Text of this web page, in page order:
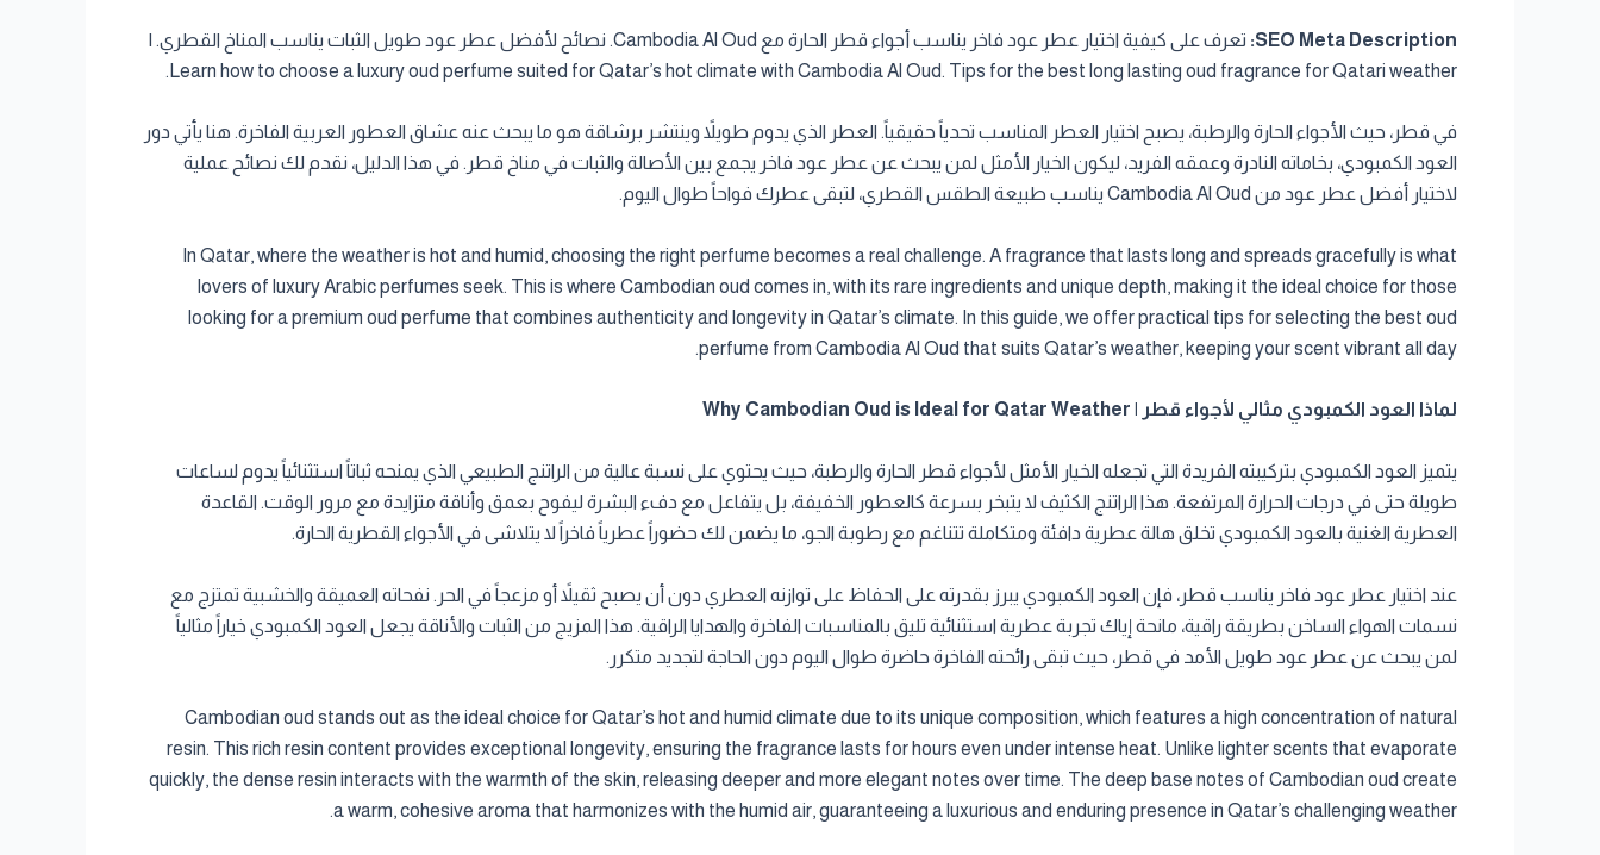
SEO Meta Description:
تعرف على كيفية اختيار عطر عود فاخر يناسب أجواء قطر الحارة مع Cambodia Al Oud. نصائح لأفضل عطر عود طويل الثبات يناسب المناخ القطري. |
Learn how to choose a luxury oud perfume suited for Qatar’s hot climate with Cambodia Al Oud. Tips for the best long lasting oud fragrance for Qatari weather.
في قطر، حيث الأجواء الحارة والرطبة، يصبح اختيار العطر المناسب تحدياً حقيقياً. العطر الذي يدوم طويلاً وينتشر برشاقة هو ما يبحث عنه عشاق العطور العربية الفاخرة. هنا يأتي دور
العود الكمبودي، بخاماته النادرة وعمقه الفريد، ليكون الخيار الأمثل لمن يبحث عن عطر عود فاخر يجمع بين الأصالة والثبات في مناخ قطر. في هذا الدليل، نقدم لك نصائح عملية
لاختيار أفضل عطر عود من Cambodia Al Oud يناسب طبيعة الطقس القطري، لتبقى عطرك فواحاً طوال اليوم.
In Qatar, where the weather is hot and humid, choosing the right perfume becomes a real challenge. A fragrance that lasts long and spreads gracefully is what
lovers of luxury Arabic perfumes seek. This is where Cambodian oud comes in, with its rare ingredients and unique depth, making it the ideal choice for those
looking for a premium oud perfume that combines authenticity and longevity in Qatar’s climate. In this guide, we offer practical tips for selecting the best oud
perfume from Cambodia Al Oud that suits Qatar’s weather, keeping your scent vibrant all day.
لماذا العود الكمبودي مثالي لأجواء قطر | Why Cambodian Oud is Ideal for Qatar Weather
يتميز العود الكمبودي بتركيبته الفريدة التي تجعله الخيار الأمثل لأجواء قطر الحارة والرطبة، حيث يحتوي على نسبة عالية من الراتنج الطبيعي الذي يمنحه ثباتاً استثنائياً يدوم لساعات
طويلة حتى في درجات الحرارة المرتفعة. هذا الراتنج الكثيف لا يتبخر بسرعة كالعطور الخفيفة، بل يتفاعل مع دفء البشرة ليفوح بعمق وأناقة متزايدة مع مرور الوقت. القاعدة
العطرية الغنية بالعود الكمبودي تخلق هالة عطرية دافئة ومتكاملة تتناغم مع رطوبة الجو، ما يضمن لك حضوراً عطرياً فاخراً لا يتلاشى في الأجواء القطرية الحارة.
عند اختيار عطر عود فاخر يناسب قطر، فإن العود الكمبودي يبرز بقدرته على الحفاظ على توازنه العطري دون أن يصبح ثقيلاً أو مزعجاً في الحر. نفحاته العميقة والخشبية تمتزج مع
نسمات الهواء الساخن بطريقة راقية، مانحة إياك تجربة عطرية استثنائية تليق بالمناسبات الفاخرة والهدايا الراقية. هذا المزيج من الثبات والأناقة يجعل العود الكمبودي خياراً مثالياً
لمن يبحث عن عطر عود طويل الأمد في قطر، حيث تبقى رائحته الفاخرة حاضرة طوال اليوم دون الحاجة لتجديد متكرر.
Cambodian oud stands out as the ideal choice for Qatar’s hot and humid climate due to its unique composition, which features a high concentration of natural
resin. This rich resin content provides exceptional longevity, ensuring the fragrance lasts for hours even under intense heat. Unlike lighter scents that evaporate
quickly, the dense resin interacts with the warmth of the skin, releasing deeper and more elegant notes over time. The deep base notes of Cambodian oud create
a warm, cohesive aroma that harmonizes with the humid air, guaranteeing a luxurious and enduring presence in Qatar’s challenging weather.